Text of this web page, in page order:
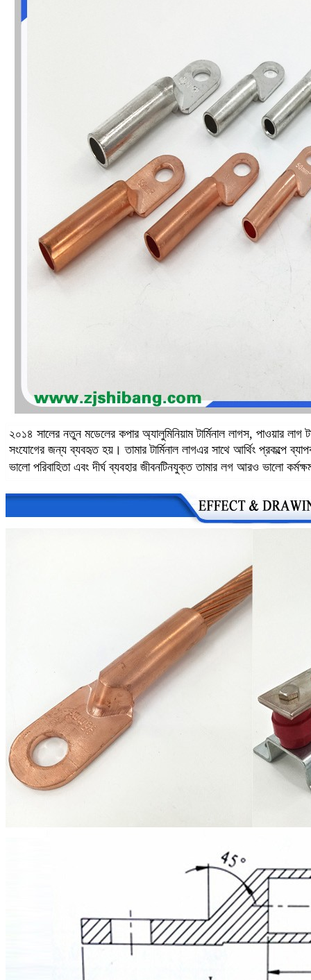
২০১৪ সালের নতুন মডেলের কপার অ্যালুমিনিয়াম টার্মিনাল লাগস, পাওয়ার লাগ
সংযোগের জন্য ব্যবহৃত হয়। তামার টার্মিনাল লাগএর সাথে আর্থিং প্রকল্পে
ভালো পরিবাহিতা এবং দীর্ঘ ব্যবহার জীবনটিনযুক্ত তামার লগ আরও ভালো